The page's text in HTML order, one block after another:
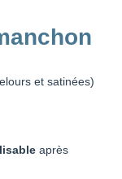
et satinées)
après